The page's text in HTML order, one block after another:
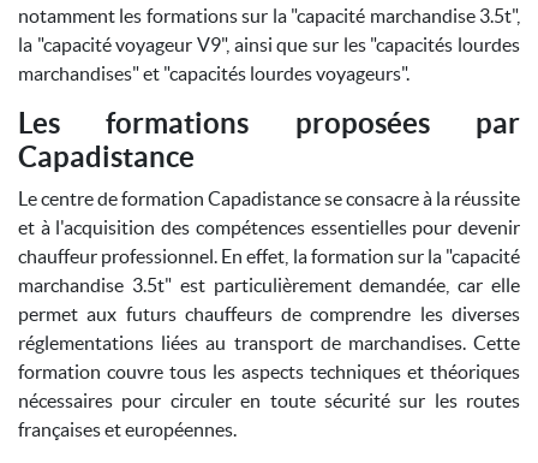
notamment les formations sur la "capacité marchandise 3.5t",
la "capacité voyageur V9", ainsi que sur les "capacités lourdes
marchandises" et "capacités lourdes voyageurs".
Les formations proposées par
Capadistance
Le centre de formation Capadistance se consacre à la réussite
et à l'acquisition des compétences essentielles pour devenir
chauffeur professionnel. En effet, la formation sur la "capacité
marchandise 3.5t" est particulièrement demandée, car elle
permet aux futurs chauffeurs de comprendre les diverses
réglementations liées au transport de marchandises. Cette
formation couvre tous les aspects techniques et théoriques
nécessaires pour circuler en toute sécurité sur les routes
françaises et européennes.